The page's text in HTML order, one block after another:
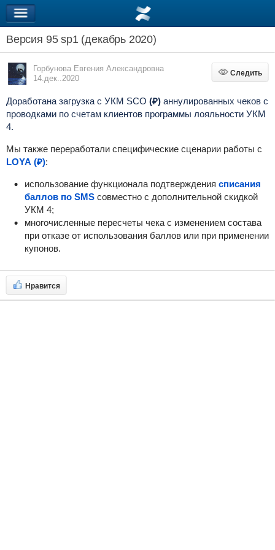
Версия 95 sp1 (декабрь 2020)
Горбунова Евгения Александровна
14.дек..2020
Следить
Следить
Доработана загрузка с УКМ SCO (₽)аннулированных чеков с
проводками по счетам клиентов программы лояльности УКМ
4.
Мы также переработали специфические сценарии работы с
LOYA (₽):
использование функционала подтверждения списания
баллов по SMSсовместно с дополнительной скидкой
УКМ 4;
многочисленные пересчеты чека с изменением состава
при отказе от использования баллов или при применении
купонов.
Нравится